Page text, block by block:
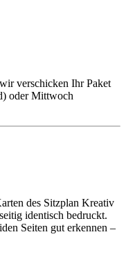
verschicken Ihr Paket
oder Mittwoch
des Sitzplan Kreativ
identisch bedruckt.
Seiten gut erkennen –